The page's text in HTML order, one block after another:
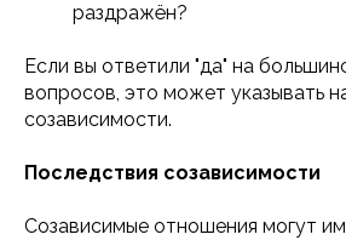
раздражён?
Если вы ответили "да" на
вопросов, это может указывать
созависимости.
Последствия созависимости
Созависимые отношения могут